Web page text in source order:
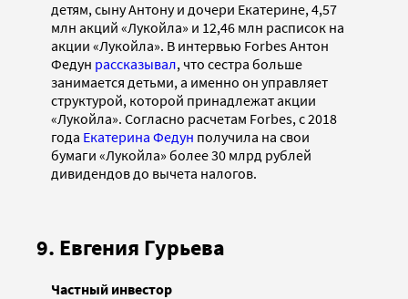
детям, сыну Антону и дочери Екатерине, 4,57
млн акций «Лукойла» и 12,46 млн расписок на
акции «Лукойла». В интервью Forbes Антон
Федун рассказывал, что сестра больше
занимается детьми, а именно он управляет
структурой, которой принадлежат акции
«Лукойла». Согласно расчетам Forbes, с 2018
года Екатерина Федун получила на свои
бумаги «Лукойла» более 30 млрд рублей
дивидендов до вычета налогов.
9. Евгения Гурьева
Частный инвестор